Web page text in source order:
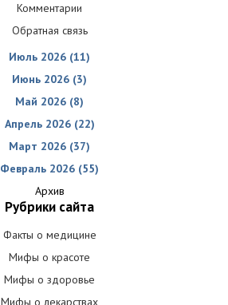
Комментарии
Обратная связь
Июль 2026 (11)
Июнь 2026 (3)
Май 2026 (8)
Апрель 2026 (22)
Март 2026 (37)
Февраль 2026 (55)
Архив
Рубрики сайта
Факты о медицине
Мифы о красоте
Мифы о здоровье
Мифы о лекарствах